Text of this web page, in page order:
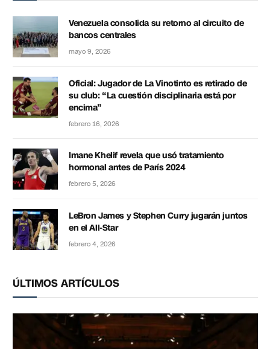
Venezuela consolida su retorno al circuito de
bancos centrales
mayo 9, 2026
Oficial: Jugador de La Vinotinto es retirado de
su club: “La cuestión disciplinaria está por
encima”
febrero 16, 2026
Imane Khelif revela que usó tratamiento
hormonal antes de París 2024
febrero 5, 2026
LeBron James y Stephen Curry jugarán juntos
en el All-Star
febrero 4, 2026
ÚLTIMOS ARTÍCULOS